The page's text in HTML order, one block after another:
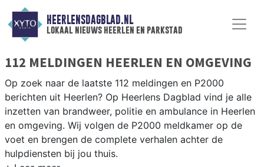
HEERLENSDAGBLAD.NL
lokaal nieuws heerlen en parkstad
112 MELDINGEN HEERLEN EN OMGEVING
Op zoek naar de laatste 112 meldingen en P2000
berichten uit Heerlen? Op Heerlens Dagblad vind je alle
inzetten van brandweer, politie en ambulance in Heerlen
en omgeving. Wij volgen de P2000 meldkamer op de
voet en brengen de complete verhalen achter de
hulpdiensten bij jou thuis.